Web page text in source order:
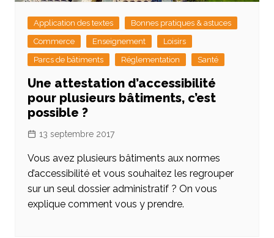
Application des textes
Bonnes pratiques & astuces
Commerce
Enseignement
Loisirs
Parcs de bâtiments
Réglementation Santé
Une attestation d’accessibilité
pour plusieurs bâtiments, c’est
possible ?
13 septembre 2017
Vous avez plusieurs bâtiments aux normes
d’accessibilité et vous souhaitez les regrouper
sur un seul dossier administratif ? On vous
explique comment vous y prendre.